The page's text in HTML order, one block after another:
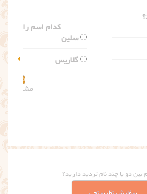
بین دو یا چند نام تردید دارید؟